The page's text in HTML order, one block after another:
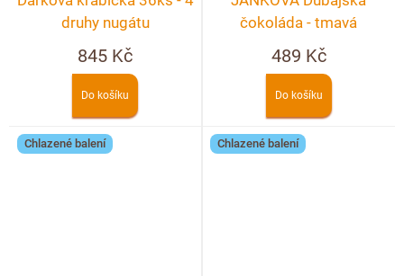
druhy nugátu
845 Kč
Do košíku
čokoláda - tmavá
489 Kč
Do košíku
Chlazené balení Chlazené balení